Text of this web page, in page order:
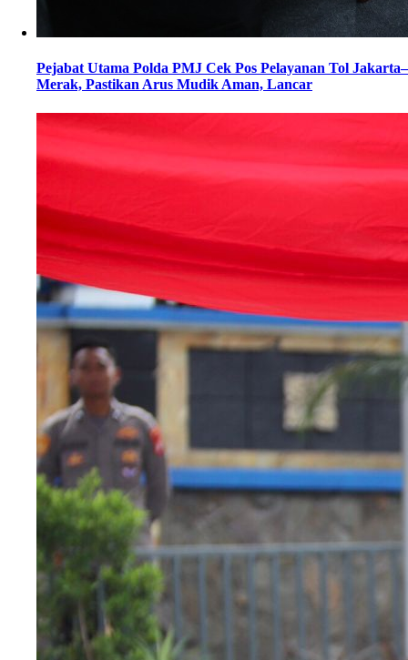
Pejabat Utama Polda PMJ Cek Pos Pelayanan Tol Jakarta–
Merak, Pastikan Arus Mudik Aman, Lancar